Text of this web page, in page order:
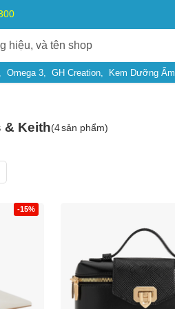
Omega 3 GH Creation Kem Dưỡng Ẩm
& Keith(4sản phẩm)
-15%